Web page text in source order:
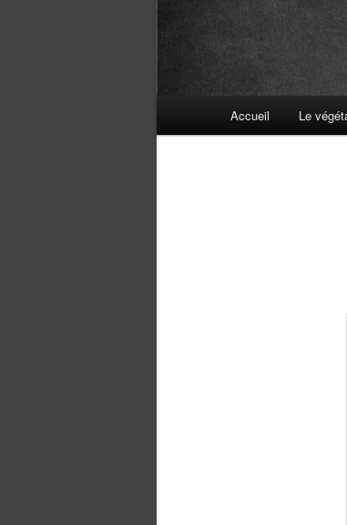
Accueil Le